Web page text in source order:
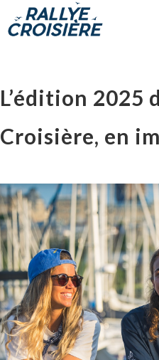
L’édition 2025
Croisière, en